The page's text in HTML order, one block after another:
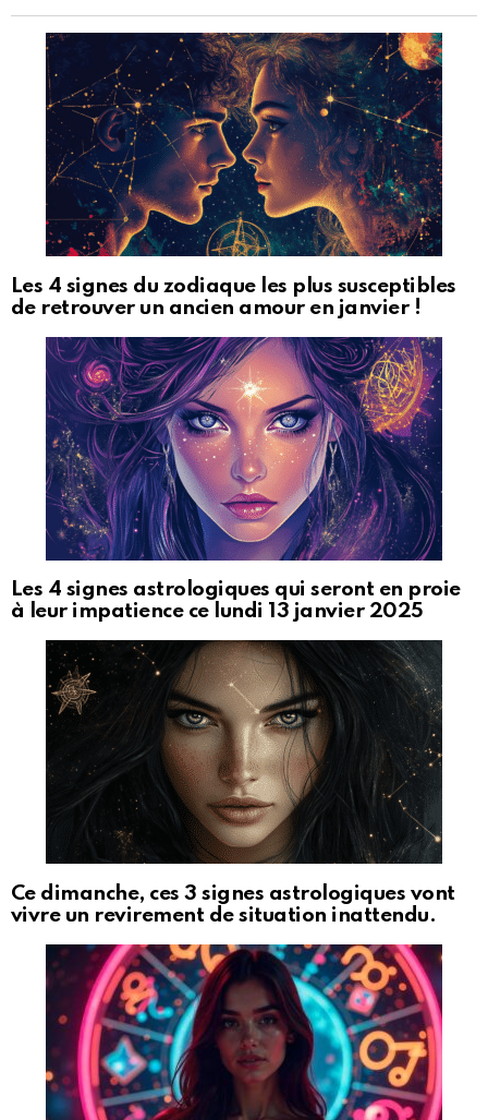
Les 4 signes du zodiaque les plus susceptibles
de retrouver un ancien amour en janvier !
Les 4 signes astrologiques qui seront en proie
à leur impatience ce lundi 13 janvier 2025
Ce dimanche, ces 3 signes astrologiques vont
vivre un revirement de situation inattendu.